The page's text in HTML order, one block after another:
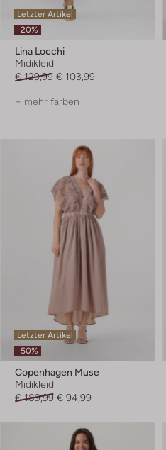
Letzter Artikel
-20%
Lina Locchi
Midikleid
€ 129,99 € 103,99
+ mehr farben
Letzter Artikel
-50%
Copenhagen Muse
Midikleid
€ 189,99 € 94,99